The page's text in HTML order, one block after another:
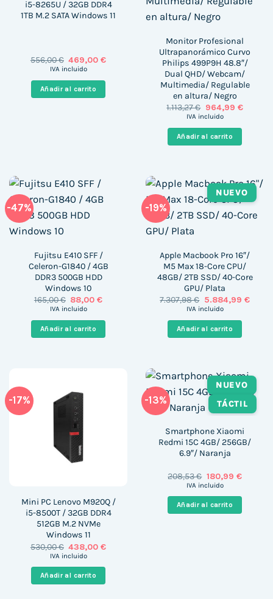
i5-8265U / 32GB DDR4
1TB M.2 SATA Windows 11
556,00€ El
precio
era:
556,00 €.
469,00€El
IVA incluido
Añadir al carrito
Monitor Profesional
Ultrapanorámico Curvo
Philips 499P9H 48.8″/
Dual QHD/ Webcam/
Multimedia/ Regulable
en altura/ Negro
1.113,27€ El
precio
era:
1.113,27 €.
964,99 €El
IVA incluido
Añadir al carrito
-47%
Fujitsu E410 SFF /
Celeron-G1840 / 4GB
DDR3 500GB HDD
Windows 10
165,00€ El
precio
era:
165,00 €.
88,00€El
es:
IVA incluido
Añadir al carrito
-19%
NUEVO
Apple Macbook Pro 16″/
M5 Max 18-Core CPU/
48GB/ 2TB SSD/ 40-Core
GPU/ Plata
7.307,98€ El
precio
era:
7.307,98 €.
5.884,99 €El
IVA incluido
Añadir al carrito
-17%
Mini PC Lenovo M920Q /
i5-8500T / 32GB DDR4
512GB M.2 NVMe
Windows 11
530,00€ El
precio
era:
530,00 €.
438,00€El
IVA incluido
Añadir al carrito
-13%
NUEVO
TÁCTIL
Smartphone Xiaomi
Redmi 15C 4GB/ 256GB/
6.9″/ Naranja
208,53€ El
precio
era:
208,53 €.
180,99 €El
es:
180,99
IVA incluido
Añadir al carrito